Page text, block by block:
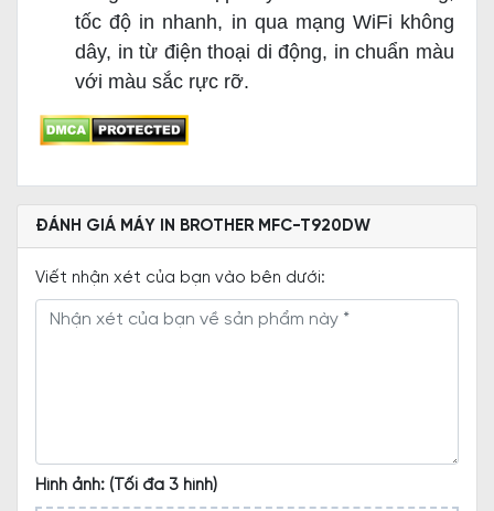
tốc độ in nhanh, in qua mạng WiFi không
dây, in từ điện thoại di động, in chuẩn màu
với màu sắc rực rỡ.
ĐÁNH GIÁ MÁY IN BROTHER MFC-T920DW
Viết nhận xét của bạn vào bên dưới:
Hình ảnh: (Tối đa 3 hình)